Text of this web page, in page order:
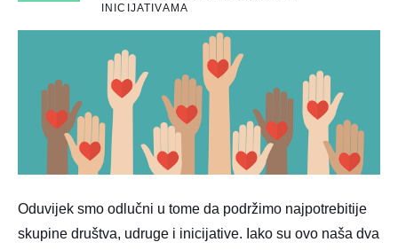
INICIJATIVAMA
Oduvijek smo odlučni u tome da podržimo najpotrebitije
skupine društva, udruge i inicijative. Iako su ovo naša dva